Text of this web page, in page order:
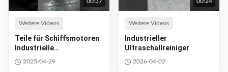
Weitere Videos
Teile für Schiffsmotoren
Industrielle
Ultraschallreiniger Metall
zum Entfetten von Öl
2025-04-29
Weitere Videos
Industrieller
Ultraschallreiniger
2026-04-02